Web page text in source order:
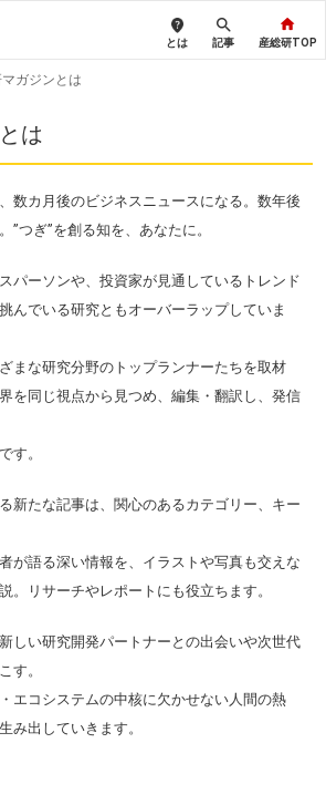
とは 記事 産総研TOP
ガジンとは
は
数カ月後のビジネスニュースになる。数年後
”つぎ”を創る知を、あなたに。
パーソンや、投資家が見通しているトレンド
んでいる研究ともオーバーラップしていま
まな研究分野のトップランナーたちを取材
を同じ視点から見つめ、編集・翻訳し、発信
す。
新たな記事は、関心のあるカテゴリー、キー
が語る深い情報を、イラストや写真も交えな
。リサーチやレポートにも役立ちます。
しい研究開発パートナーとの出会いや次世代
す。
エコシステムの中核に欠かせない人間の熱
み出していきます。